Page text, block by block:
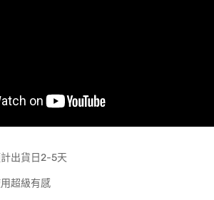
出貨日2-5天
超級有感